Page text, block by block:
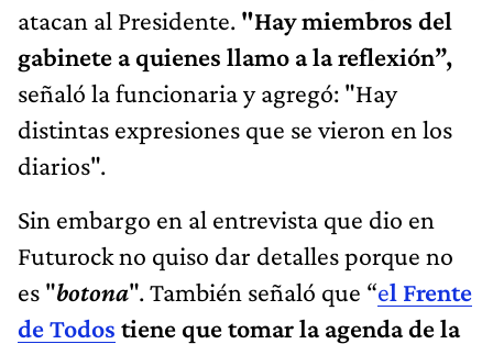
atacan al Presidente. "Hay miembros del
gabinete a quienes llamo a la reflexión”,
señaló la funcionaria y agregó: "Hay
distintas expresiones que se vieron en los
diarios".
Sin embargo en al entrevista que dio en
Futurock no quiso dar detalles porque no
es "botona". También señaló que “el Frente
de Todos tiene que tomar la agenda de la